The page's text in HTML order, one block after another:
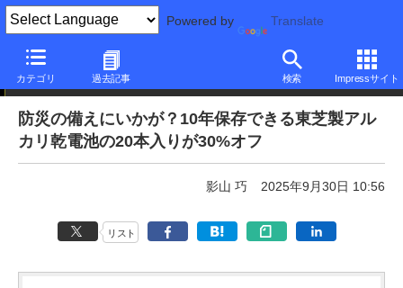
Powered by Translate
カテゴリ 過去記事 検索 Impressサイト
本日みつけたお買い得品
防災の備えにいかが？10年保存できる東芝製アル
カリ乾電池の20本入りが30%オフ
影山 巧 2025年9月30日 10:56
リスト